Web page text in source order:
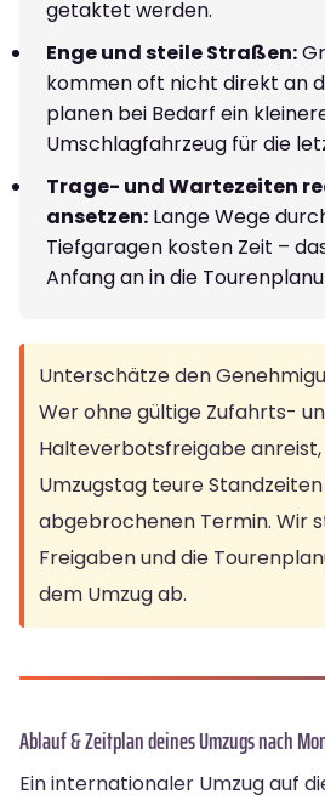
getaktet werden.
Enge und steile Straßen:
kommen oft nicht direkt an
planen bei Bedarf ein
Umschlagfahrzeug für die
Trage- und Wartezeiten
ansetzen: Lange Wege
Tiefgaragen kosten Zeit –
Anfang an in die
Unterschätze den
Wer ohne gültige Zufahrts-
Halteverbotsfreigabe
Umzugstag teure
abgebrochenen Termin. Wir
Freigaben und die
dem Umzug ab.
Ablauf & Zeitplan deines Umzugs nach
Ein internationaler Umzug auf